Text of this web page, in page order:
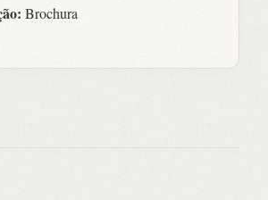
Brochura